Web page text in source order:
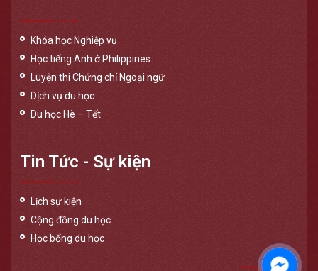
Khóa học Nghiệp vụ
Học tiếng Anh ở Philippines
Luyện thi Chứng chỉ Ngoại ngữ
Dịch vụ du học
Du học Hè – Tết
Tin Tức - Sự kiện
Lịch sự kiện
Cộng đồng du học
Học bổng du học